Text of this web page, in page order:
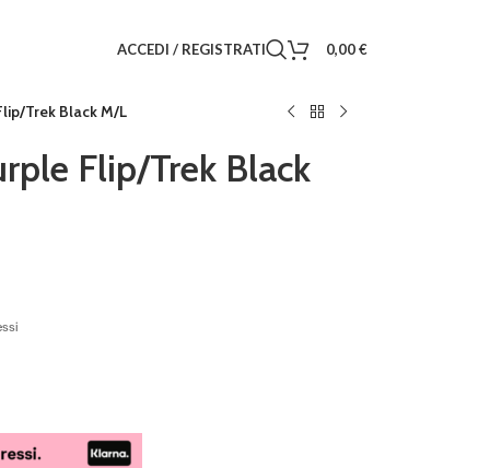
ACCEDI / REGISTRATI 0,00€
Trek Black M/L
Flip/Trek Black